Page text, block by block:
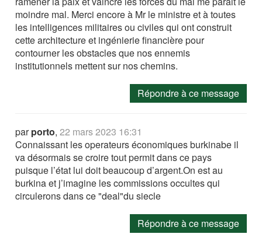
moindre mal. Merci encore à Mr le ministre et à toutes
les intelligences militaires ou civiles qui ont construit
cette architecture et ingénierie financière pour
contourner les obstacles que nos ennemis
institutionnels mettent sur nos chemins.
Répondre à ce message
parporto,22 mars 2023 16:31
Connaissant les operateurs économiques burkinabe il
va désormais se croire tout permit dans ce pays
puisque l’état lui doit beaucoup d’argent.On est au
burkina et j’imagine les commissions occultes qui
circulerons dans ce "deal"du siecle
Répondre à ce message